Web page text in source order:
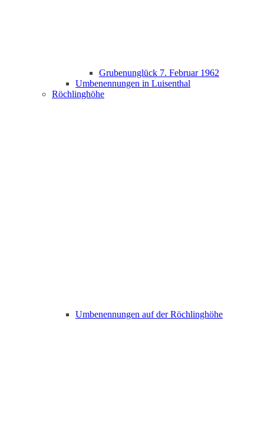
Grubenunglück 7. Februar 1962
Umbenennungen in Luisenthal
Röchlinghöhe
Umbenennungen auf der Röchlinghöhe